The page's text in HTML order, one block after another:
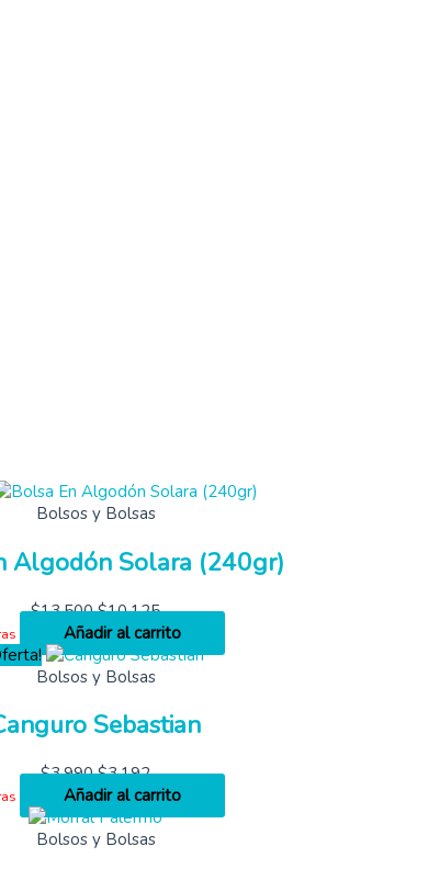
Bolsos y Bolsas
Algodón Solara (240gr)
$13,500 $10,125
Añadir al carrito
Bolsos y Bolsas
Sebastian
$3,990 $3,192
Añadir al carrito
Bolsos y Bolsas